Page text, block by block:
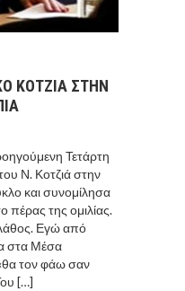
ΚΟΤΖΙΑ ΣΤΗΝ
Τετάρτη
Ν. Κοτζιά στην
και συνομίλησα
πέρας της ομιλίας.
Εγώ από
στα Μέσα
τον φάω σαν
[…]